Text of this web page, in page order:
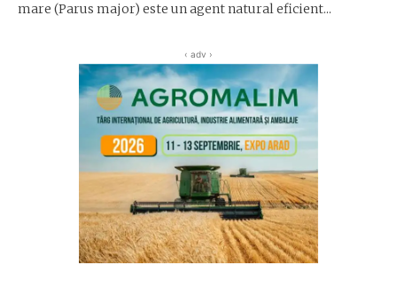
mare (Parus major) este un agent natural eficient...
‹ adv ›